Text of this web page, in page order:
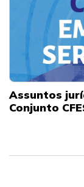
Assuntos
Conjunto